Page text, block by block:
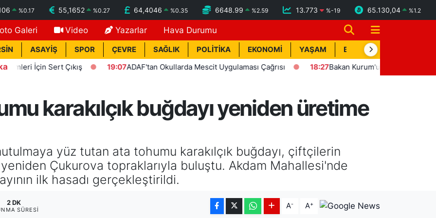
%0.17 55,1652 %0.27 64,4046 %0.35 6648.99 %2.59 13.773 %-19 65.130,04 %1.2
Galeri Video Yazarlar Hava Durumu
ASAYİŞ SPOR ÇEVRE SAĞLIK POLİTİKA EKONOMİ YAŞAM BİK İLAN
İçin Sert Çıkış 19:07 ADAF'tan Okullarda Mescit Uygulaması Çağrısı 18:27 Bakan Kurum'un katılımıyla Hatay'da
karakılçık buğdayı yeniden üretime
yüz tutan ata tohumu karakılçık buğdayı, çiftçilerin
Çukurova topraklarıyla buluştu. Akdam Mahallesi'nde
ilk hasadı gerçekleştirildi.
2 DK
SÜRESI A- A+